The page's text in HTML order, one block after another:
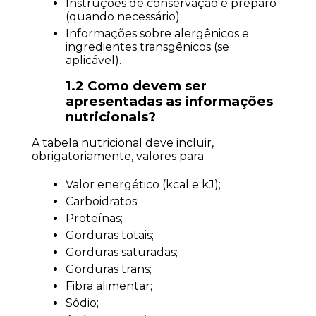
Instruções de conservação e preparo
(quando necessário);
Informações sobre alergênicos e
ingredientes transgênicos (se
aplicável).
1.2 Como devem ser
apresentadas as informações
nutricionais?
A tabela nutricional deve incluir,
obrigatoriamente, valores para:
Valor energético (kcal e kJ);
Carboidratos;
Proteínas;
Gorduras totais;
Gorduras saturadas;
Gorduras trans;
Fibra alimentar;
Sódio;